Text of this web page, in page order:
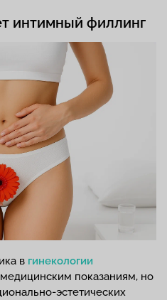
интимный филлинг
в гинекологии
показаниям, но
эстетических